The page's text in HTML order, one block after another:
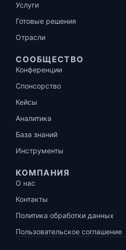
Услуги
Готовые решения
Отрасли
СООБЩЕСТВО
Конференции
Спонсорство
Кейсы
Аналитика
База знаний
Инструменты
КОМПАНИЯ
О нас
Контакты
Политика обработки данных
Пользовательское соглашение